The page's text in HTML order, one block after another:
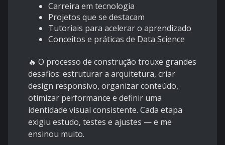
Carreira em tecnologia
Projetos que se destacam
Tutoriais para acelerar o aprendizado
Conceitos e práticas de Data Science
🔥 O processo de construção trouxe grandes
desafios: estruturar a arquitetura, criar
design responsivo, organizar conteúdo,
otimizar performance e definir uma
identidade visual consistente. Cada etapa
exigiu estudo, testes e ajustes — e me
ensinou muito.